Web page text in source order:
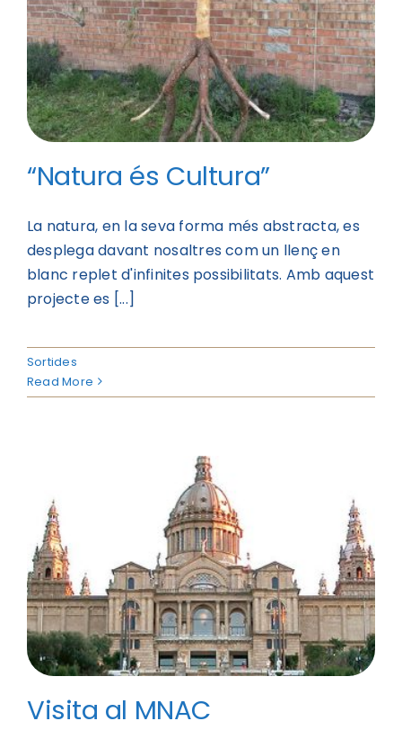
“Natura és Cultura”
La natura, en la seva forma més abstracta, es
desplega davant nosaltres com un llenç en
blanc replet d'infinites possibilitats. Amb aquest
projecte es [...]
Sortides
Read More
Visita al MNAC